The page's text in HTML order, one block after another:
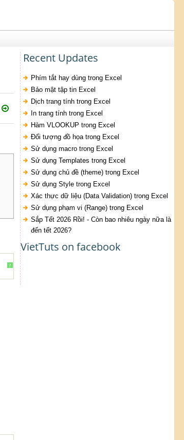
?
Recent Updates
Phím tắt hay dùng trong Excel
Bảo mật tập tin Excel
Dịch trang tính trong Excel
In trang tính trong Excel
Hàm VLOOKUP trong Excel
Đối tượng đồ họa trong Excel
Sử dụng macro trong Excel
Sử dụng Templates trong Excel
Sử dụng chủ đề (theme) trong Excel
Sử dụng Style trong Excel
Xác thực dữ liệu (Data Validation) trong Excel
Sử dụng phạm vi (Range) trong Excel
Sắp Tết 2026 Rồi! - Còn bao nhiêu ngày nữa là
đến tết 2026?
VietTuts on facebook